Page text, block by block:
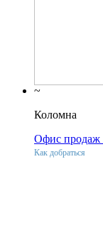
~
Коломна
Офис продаж
Как добраться